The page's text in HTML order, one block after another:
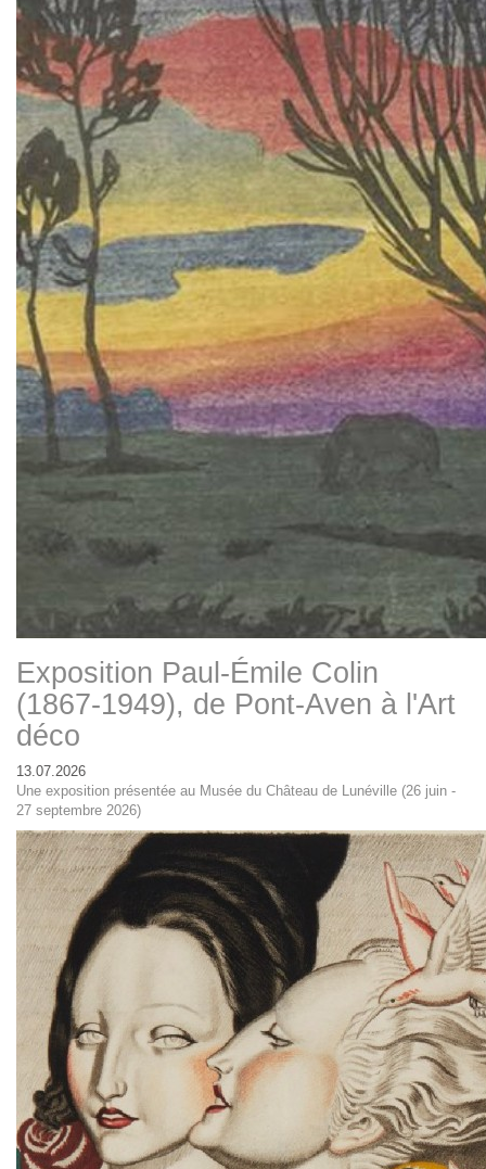
Exposition Paul-Émile Colin
(1867-1949), de Pont-Aven à l'Art
déco
13.07.2026
Une exposition présentée au Musée du Château de Lunéville (26 juin -
27 septembre 2026)